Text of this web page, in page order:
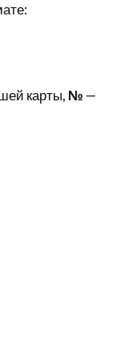
карты, № —